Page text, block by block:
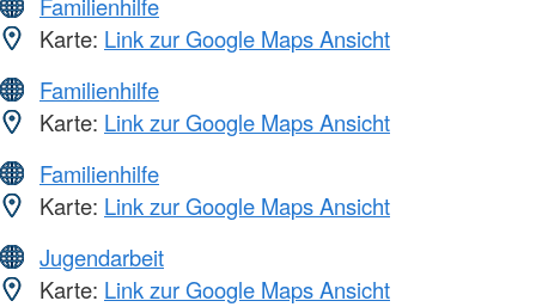
Familienhilfe
Karte: Link zur Google Maps Ansicht
Familienhilfe
Karte: Link zur Google Maps Ansicht
Familienhilfe
Karte: Link zur Google Maps Ansicht
Jugendarbeit
Karte: Link zur Google Maps Ansicht